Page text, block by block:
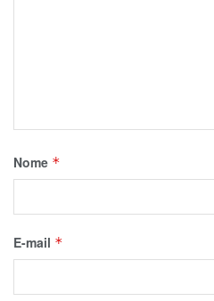
Nome *
E-mail *